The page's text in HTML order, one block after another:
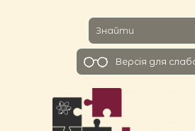
Версiя для